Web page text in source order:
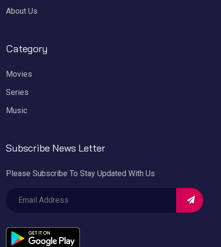
About Us
Category
Movies
Series
Music
Subscribe News Letter
Please Subscribe To Stay Updated With Us